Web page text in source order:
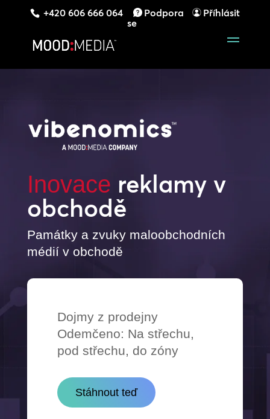
+420 606 666 064 Podpora
Příhlásit
se
Inovace reklamy v
obchodě
Památky a zvuky maloobchodních
médií v obchodě
Dojmy z prodejny
Odemčeno: Na střechu,
pod střechu, do zóny
Stáhnout teď